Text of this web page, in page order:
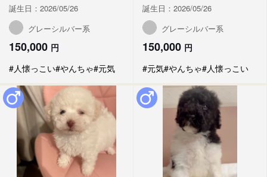
誕生日：2026/05/26
グレーシルバー系
150,000 円
#人懐っこい#やんちゃ#元気
誕生日：2026/05/26
グレーシルバー系
150,000 円
#元気#やんちゃ#人懐っこい